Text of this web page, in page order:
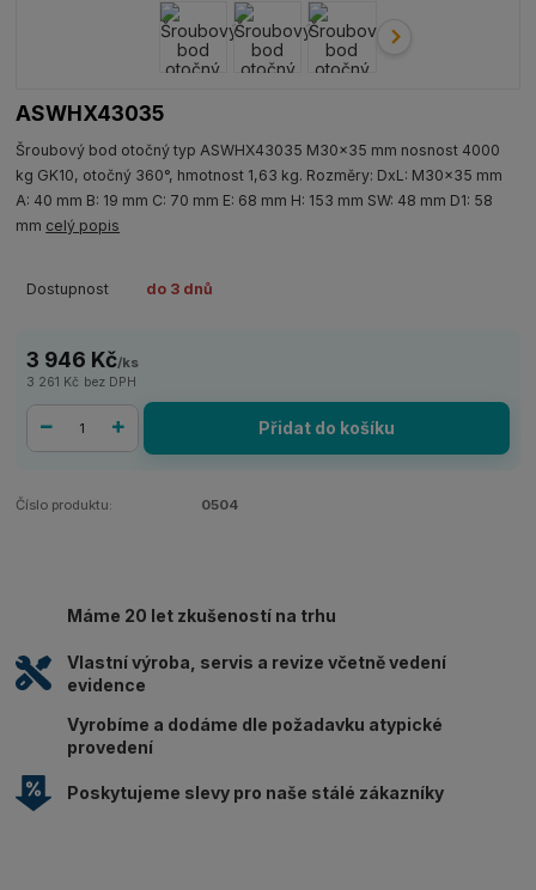
ASWHX43035
Šroubový bod otočný typ ASWHX43035 M30x35 mm nosnost 4000
kg GK10, otočný 360°, hmotnost 1,63 kg. Rozměry: DxL: M30x35 mm
A: 40 mm B: 19 mm C: 70 mm E: 68 mm H: 153 mm SW: 48 mm D1: 58
mm celý popis
Dostupnost do 3 dnů
3 946 Kč/ks
3 261 Kč bez DPH
Přidat do košíku
Číslo produktu: 0504
Máme 20 let zkušeností na trhu
Vlastní výroba, servis a revize včetně vedení
evidence
Vyrobíme a dodáme dle požadavku atypické
provedení
Poskytujeme slevy pro naše stálé zákazníky